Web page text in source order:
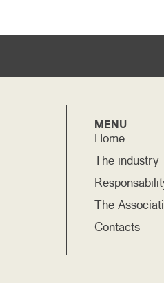
MENU
Home
The industry
The
Contacts